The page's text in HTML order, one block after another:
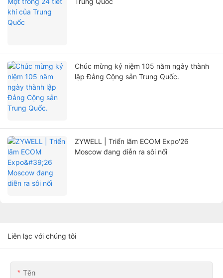
Chúc mừng kỷ niệm 105 năm ngày thành
lập Đảng Cộng sản Trung Quốc.
ZYWELL | Triển lãm ECOM Expo'26
Moscow đang diễn ra sôi nổi
Liên lạc với chúng tôi
Tên